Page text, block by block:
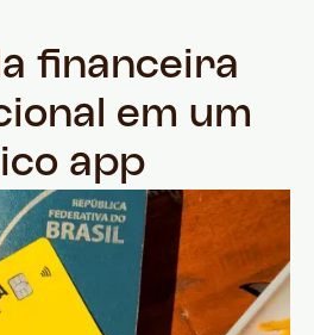
financeira
em um
app